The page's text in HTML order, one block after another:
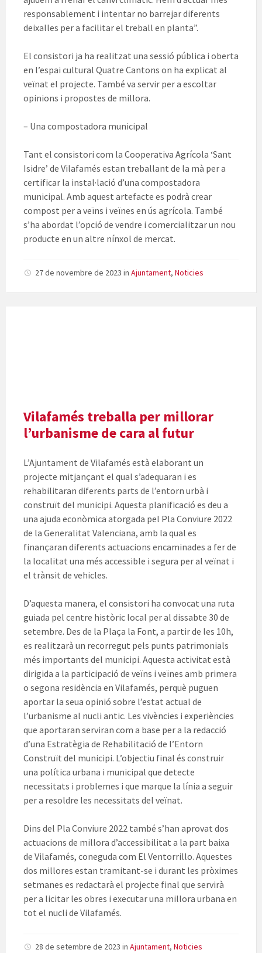
responsablement i intentar no barrejar diferents
deixalles per a facilitar el treball en planta”.
El consistori ja ha realitzat una sessió pública i oberta
en l’espai cultural Quatre Cantons on ha explicat al
veïnat el projecte. També va servir per a escoltar
opinions i propostes de millora.
– Una compostadora municipal
Tant el consistori com la Cooperativa Agrícola ‘Sant
Isidre’ de Vilafamés estan treballant de la mà per a
certificar la instal·lació d’una compostadora
municipal. Amb aquest artefacte es podrà crear
compost per a veïns i veïnes en ús agrícola. També
s’ha abordat l’opció de vendre i comercialitzar un nou
producte en un altre nínxol de mercat.
27 de novembre de 2023 in Ajuntament, Noticies
Vilafamés treballa per millorar
l’urbanisme de cara al futur
L’Ajuntament de Vilafamés està elaborant un
projecte mitjançant el qual s’adequaran i es
rehabilitaran diferents parts de l’entorn urbà i
construït del municipi. Aquesta planificació es deu a
una ajuda econòmica atorgada pel Pla Conviure 2022
de la Generalitat Valenciana, amb la qual es
finançaran diferents actuacions encaminades a fer de
la localitat una més accessible i segura per al veïnat i
el trànsit de vehicles.
D’aquesta manera, el consistori ha convocat una ruta
guiada pel centre històric local per al dissabte 30 de
setembre. Des de la Plaça la Font, a partir de les 10h,
es realitzarà un recorregut pels punts patrimonials
més importants del municipi. Aquesta activitat està
dirigida a la participació de veïns i veïnes amb primera
o segona residència en Vilafamés, perquè puguen
aportar la seua opinió sobre l’estat actual de
l’urbanisme al nucli antic. Les vivències i experiències
que aportaran serviran com a base per a la redacció
d’una Estratègia de Rehabilitació de l’Entorn
Construït del municipi. L’objectiu final és construir
una política urbana i municipal que detecte
necessitats i problemes i que marque la línia a seguir
per a resoldre les necessitats del veïnat.
Dins del Pla Conviure 2022 també s’han aprovat dos
actuacions de millora d’accessibilitat a la part baixa
de Vilafamés, coneguda com El Ventorrillo. Aquestes
dos millores estan tramitant-se i durant les pròximes
setmanes es redactarà el projecte final que servirà
per a licitar les obres i executar una millora urbana en
tot el nucli de Vilafamés.
28 de setembre de 2023 in Ajuntament, Noticies